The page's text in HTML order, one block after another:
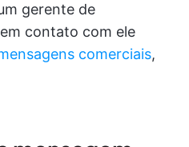
gerente de
contato com ele
comerciais,